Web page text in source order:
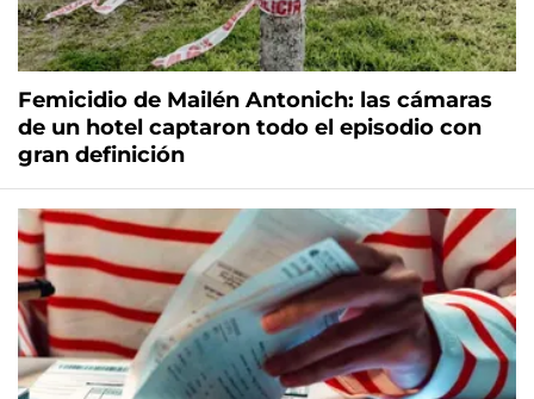
Femicidio de Mailén Antonich: las cámaras
de un hotel captaron todo el episodio con
gran definición